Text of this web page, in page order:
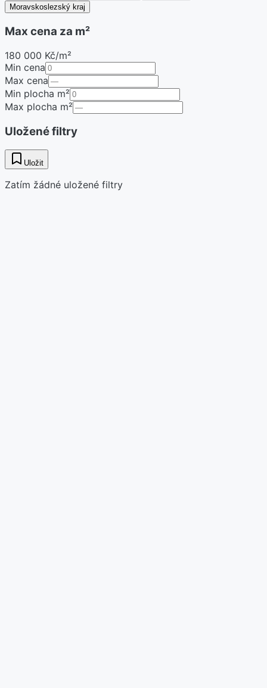
Moravskoslezský kraj
Max cena za m²
180 000 Kč/m²
Min cena
Max cena
Min plocha m²
Max plocha m²
Uložené filtry
Uložit
Zatím žádné uložené filtry